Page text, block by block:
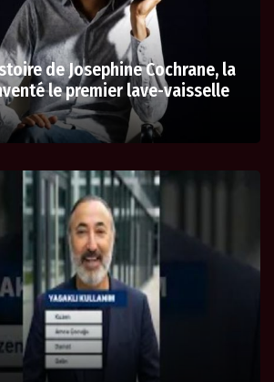
de Josephine Cochrane, la
le premier lave-vaisselle